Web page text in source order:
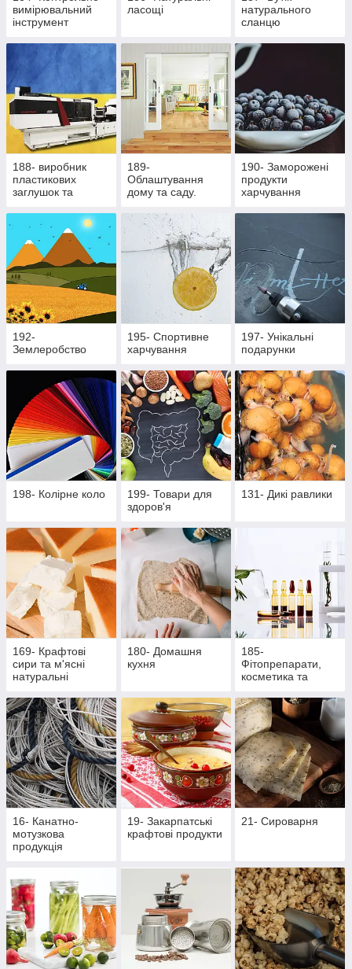
вимірювальний
інструмент
ласощі
натурального
сланцю
188- виробник
пластикових
заглушок та
фурнітури
189-
Облаштування
дому та саду.
харчування
190- Заморожені
продукти
харчування
192-
Землеробство
195- Cпортивне
харчування
197- Унікальні
подарунки
198- Колірне коло
199- Товари для
здоров'я
131- Дикі равлики
169- Крафтові
сири та м'ясні
натуральні
180- Домашня
кухня
185-
Фітопрепарати,
косметика та
16- Канатно-
мотузкова
продукція
19- Закарпатські
крафтові продукти
21- Сироварня